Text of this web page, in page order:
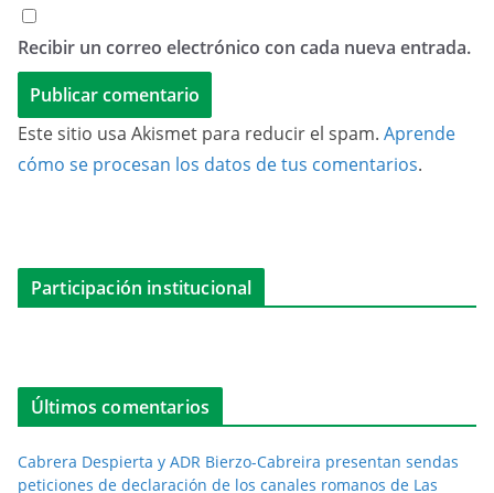
Recibir un correo electrónico con cada nueva entrada.
Este sitio usa Akismet para reducir el spam. Aprende
cómo se procesan los datos de tus comentarios.
Participación institucional
Últimos comentarios
Cabrera Despierta y ADR Bierzo-Cabreira presentan sendas
peticiones de declaración de los canales romanos de Las